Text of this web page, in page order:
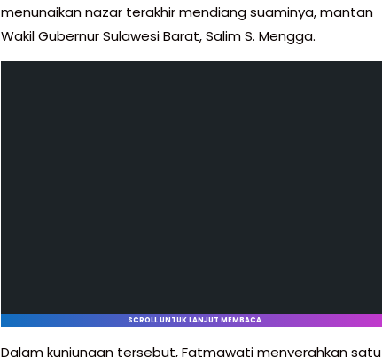
menunaikan nazar terakhir mendiang suaminya, mantan
Wakil Gubernur Sulawesi Barat, Salim S. Mengga.
SCROLL UNTUK LANJUT MEMBACA
Dalam kunjungan tersebut, Fatmawati menyerahkan satu